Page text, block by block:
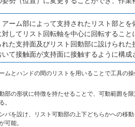
ーム部によって支持されたリスト部と
してリスト回転軸を中心に回転するこ
た支持面及びリスト回動部に設けられ
て接触面が支持面に接触するように構成
ムとハンドの間のリストを用いることで工具の
部の形状に特徴を持たせることで、可動範囲を
。
パを設け、リスト可動部の上下どちらかへの移
可能。